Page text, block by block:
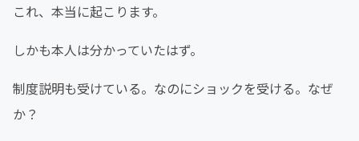
これ、本当に起こります。
しかも本人は分かっていたはず。
制度説明も受けている。なのにショックを受ける。なぜ
か？